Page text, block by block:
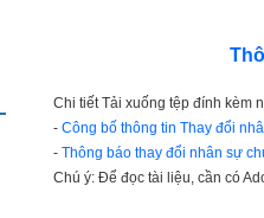
Chi tiết Tải xuống tệp đính kèm
- Công bố thông tin Thay đổi
- Thông báo thay đổi nhân sự
Chú ý: Để đọc tài liệu, cần có